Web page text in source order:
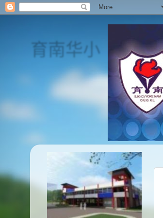
育南华小
SJK(C) Yoke Nam